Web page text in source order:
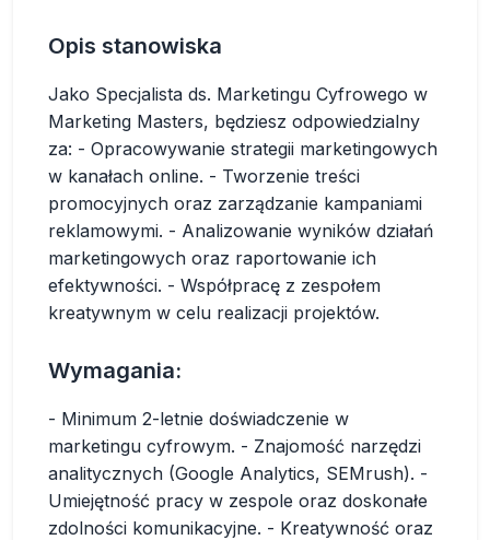
Opis stanowiska
Jako Specjalista ds. Marketingu Cyfrowego w
Marketing Masters, będziesz odpowiedzialny
za: - Opracowywanie strategii marketingowych
w kanałach online. - Tworzenie treści
promocyjnych oraz zarządzanie kampaniami
reklamowymi. - Analizowanie wyników działań
marketingowych oraz raportowanie ich
efektywności. - Współpracę z zespołem
kreatywnym w celu realizacji projektów.
Wymagania:
- Minimum 2-letnie doświadczenie w
marketingu cyfrowym. - Znajomość narzędzi
analitycznych (Google Analytics, SEMrush). -
Umiejętność pracy w zespole oraz doskonałe
zdolności komunikacyjne. - Kreatywność oraz